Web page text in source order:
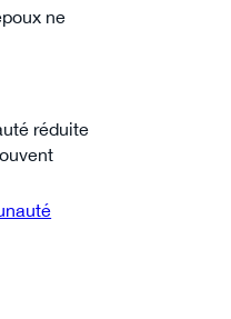
ne
réduite